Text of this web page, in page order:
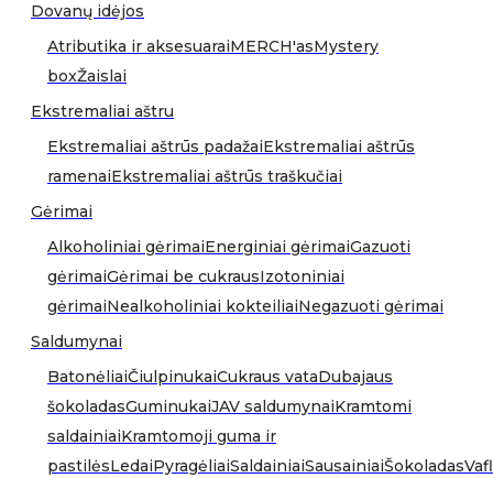
Dovanų idėjos
Atributika ir aksesuaraiMERCH'asMystery
boxŽaislai
Ekstremaliai aštru
Ekstremaliai aštrūs padažaiEkstremaliai aštrūs
ramenaiEkstremaliai aštrūs traškučiai
Gėrimai
Alkoholiniai gėrimaiEnerginiai gėrimaiGazuoti
gėrimaiGėrimai be cukrausIzotoniniai
gėrimaiNealkoholiniai kokteiliaiNegazuoti gėrimai
Saldumynai
BatonėliaiČiulpinukaiCukraus vataDubajaus
šokoladasGuminukaiJAV saldumynaiKramtomi
saldainiaiKramtomoji guma ir
pastilėsLedaiPyragėliaiSaldainiaiSausainiaiŠokoladas